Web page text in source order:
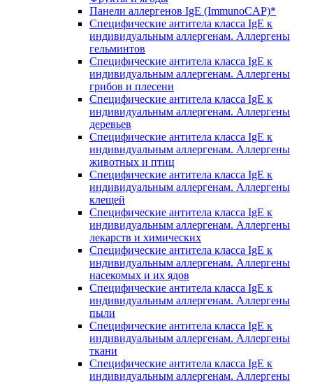
Панели аллергенов IgE (ImmunoCAP)*
Специфические антитела класса IgE к
индивидуальным аллергенам. Аллергены
гельминтов
Специфические антитела класса IgE к
индивидуальным аллергенам. Аллергены
грибов и плесени
Специфические антитела класса IgE к
индивидуальным аллергенам. Аллергены
деревьев
Специфические антитела класса IgE к
индивидуальным аллергенам. Аллергены
животных и птиц
Специфические антитела класса IgE к
индивидуальным аллергенам. Аллергены
клещей
Специфические антитела класса IgE к
индивидуальным аллергенам. Аллергены
лекарств и химических
Специфические антитела класса IgE к
индивидуальным аллергенам. Аллергены
насекомых и их ядов
Специфические антитела класса IgE к
индивидуальным аллергенам. Аллергены
пыли
Специфические антитела класса IgE к
индивидуальным аллергенам. Аллергены
ткани
Специфические антитела класса IgE к
индивидуальным аллергенам. Аллергены